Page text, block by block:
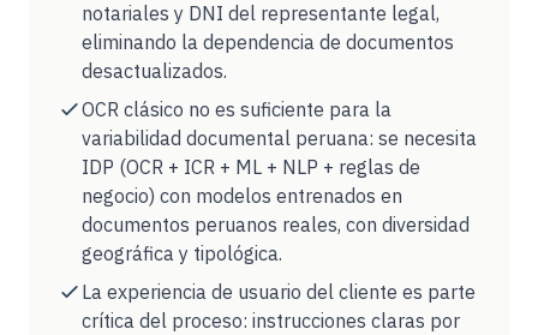
notariales y DNI del representante legal,
eliminando la dependencia de documentos
desactualizados.
OCR clásico no es suficiente para la
variabilidad documental peruana: se necesita
IDP (OCR + ICR + ML + NLP + reglas de
negocio) con modelos entrenados en
documentos peruanos reales, con diversidad
geográfica y tipológica.
La experiencia de usuario del cliente es parte
crítica del proceso: instrucciones claras por